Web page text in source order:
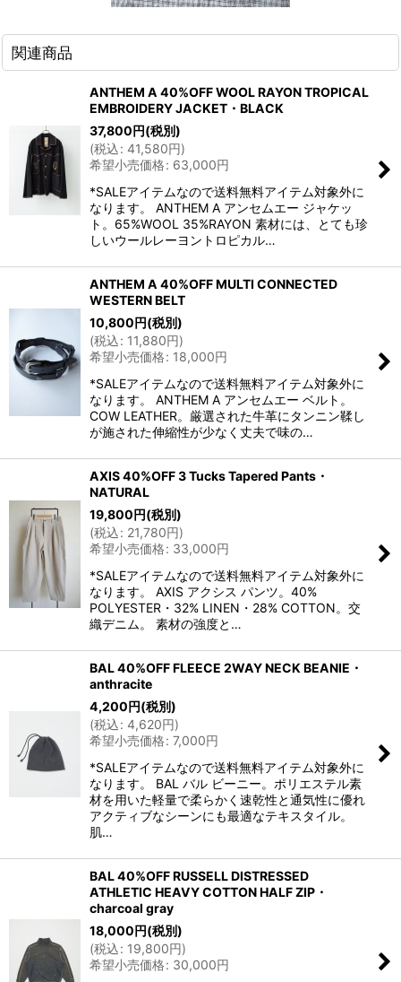
関連商品
ANTHEM A 40%OFF WOOL RAYON TROPICAL
EMBROIDERY JACKET・BLACK
37,800円(税別)
(税込: 41,580円)
希望小売価格: 63,000円
*SALEアイテムなので送料無料アイテム対象外に
なります。 ANTHEM A アンセムエー ジャケッ
ト。65%WOOL 35%RAYON 素材には、とても珍
しいウールレーヨントロピカル…
ANTHEM A 40%OFF MULTI CONNECTED
WESTERN BELT
10,800円(税別)
(税込: 11,880円)
希望小売価格: 18,000円
*SALEアイテムなので送料無料アイテム対象外に
なります。 ANTHEM A アンセムエー ベルト。
COW LEATHER。厳選された牛革にタンニン鞣し
が施された伸縮性が少なく丈夫で味の…
AXIS 40%OFF 3 Tucks Tapered Pants・
NATURAL
19,800円(税別)
(税込: 21,780円)
希望小売価格: 33,000円
*SALEアイテムなので送料無料アイテム対象外に
なります。 AXIS アクシス パンツ。40%
POLYESTER・32% LINEN・28% COTTON。交
織デニム。 素材の強度と…
BAL 40%OFF FLEECE 2WAY NECK BEANIE・
anthracite
4,200円(税別)
(税込: 4,620円)
希望小売価格: 7,000円
*SALEアイテムなので送料無料アイテム対象外に
なります。 BAL バル ビーニー。ポリエステル素
材を用いた軽量で柔らかく速乾性と通気性に優れ
アクティブなシーンにも最適なテキスタイル。
肌…
BAL 40%OFF RUSSELL DISTRESSED
ATHLETIC HEAVY COTTON HALF ZIP・
charcoal gray
18,000円(税別)
(税込: 19,800円)
希望小売価格: 30,000円